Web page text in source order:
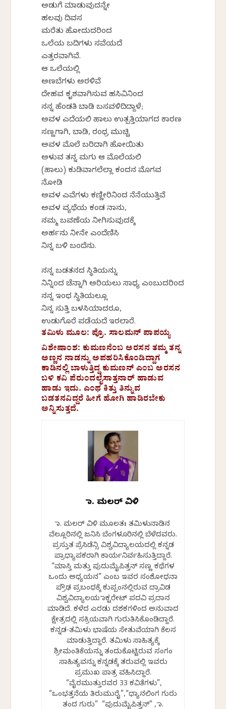
ಅಡುಗೆ ಮಾಡುವುದನ್ನೇ
ಹಲವು ದಿವಸ
ಮರೆತು ಹೋದುದರಿಂದ
ಒಲೆಯ ಬದಿಗಳು ಸವೆಯದೆ
ಎತ್ತರವಾಗಿವೆ.
ಆ ಒಲೆಯಲ್ಲಿ
ಅಣಬೆಗಳು ಅರಳಿವೆ
ದೇಹವ ಕೃಶವಾಗಿಸುವ ಹಸಿವಿನಿಂದ
ನನ್ನ ಹೆಂಡತಿ ಬಾಡಿ ಬಸವಳಿದಿದ್ದಾಳೆ;
ಅವಳ ಎದೆಯಲಿ ಹಾಲು ಉತ್ಪತ್ತಿಯಾಗದ ಕಾರಣ
ಸಣ್ಣಗಾಗಿ, ಬಾಡಿ, ರಂಧ್ರ ಮುಚ್ಚಿ
ಅವಳ ಮೊಲೆ ಬರಿದಾಗಿ ಹೋಯಿತು
ಅಳುವ ತನ್ನ ಮಗು ಆ ಮೊಲೆಯಲಿ
(ಹಾಲು) ಕುಡಿವಾಗಲೆಲ್ಲಾ ಕಂದನ ಮೊಗವ
ನೋಡಿ
ಅವಳ ಎವೆಗಳು ಕಣ್ಣೀರಿನಿಂದ ನೆನೆಯುತ್ತಿವೆ
ಅವಳ ವ್ಯಥೆಯ ಕಂಡ ನಾನು,
ನಮ್ಮ ಬವಣೆಯ ನೀಗಿಸುವುದಕ್ಕೆ
ಅರ್ಹನು ನೀನೇ ಎಂದೆಣಿಸಿ
ನಿನ್ನ ಬಳಿ ಬಂದೆನು.
ನನ್ನ ಬಡತನದ ಸ್ಥಿತಿಯನ್ನು
ನಿನ್ನಿಂದ ಚೆನ್ನಾಗಿ ಅರಿಯಲು ಸಾಧ್ಯ ಎಂಬುದರಿಂದ
ನನ್ನ ಇಂಥ ಸ್ಥಿತಿಯಲ್ಲೂ
ನಿನ್ನ ಸುತ್ತಿ ಬಳಸಿಯಾದರೂ,
ಉಡುಗೊರೆ ಪಡೆಯದೆ ಇರಲಾರೆ.
ತಮಿಳು ಮೂಲ: ಪ್ರೊ. ಸಾಲಮನ್‌ ಪಾಪಯ್ಯ
ವಿಶೇಷಾಂಶ: ಕುಮಣನೆಂಬ ಅರಸನ ತಮ್ಮ ತನ್ನ
ಅಣ್ಣನ ನಾಡನ್ನು ಅಪಹರಿಸಿಕೊಂಡಿದ್ದಾಗ
ಕಾಡಿನಲ್ಲಿ ಬಾಳುತ್ತಿದ್ದ ಕುಮಣನ್‌ ಎಂಬ ಅರಸನ
ಬಳಿ ಕವಿ ಪೆರುಂದಲೈಸಾತ್ತನಾರ್‌ ಹಾಡುವ
ಹಾಡು ಇದು. ಎಂಥ ಕಿತ್ತು ತಿನ್ನುವ
ಬಡತನವಿದ್ದರೆ ಹೀಗೆ ಹೋಗಿ ಹಾಡಿರಬೇಕು
ಅನ್ನಿಸುತ್ತದೆ.
ಡಾ. ಮಲರ್ ವಿಳಿ
ಡಾ. ಮಲರ್ ವಿಳಿ ಮೂಲತಃ ತಮಿಳುನಾಡಿನ
ವೆಲ್ಲೂರಿನಲ್ಲಿ ಜನಿಸಿ ಬೆಂಗಳೂರಿನಲ್ಲಿ ಬೆಳೆದವರು.
ಪ್ರಸ್ತುತ ಪ್ರೆಸಿಡೆನ್ಸಿ ವಿಶ್ವವಿದ್ಯಾಲಯದಲ್ಲಿ ಕನ್ನಡ
ಪ್ರಾಧ್ಯಾಪಕರಾಗಿ ಕಾರ್ಯನಿರ್ವಹಿಸುತ್ತಿದ್ದಾರೆ.
“ಮಾಸ್ತಿ ಮತ್ತು ಪುದುಮೈಪಿತ್ತನ್ ಸಣ್ಣ ಕಥೆಗಳ
ಒಂದು ಅಧ್ಯಯನ” ಎಂಬ ಇವರ ಸಂಶೋಧನಾ
ಪ್ರೌಢ ಪ್ರಬಂಧಕ್ಕೆ ಕುಪ್ಪಂನಲ್ಲಿರುವ ದ್ರಾವಿಡ
ವಿಶ್ವವಿದ್ಯಾಲಯ ಡಾಕ್ಟರೇಟ್ ಪದವಿ ಪ್ರದಾನ
ಮಾಡಿದೆ. ಕಳೆದ ಎರಡು ದಶಕಗಳಿಂದ ಅನುವಾದ
ಕ್ಷೇತ್ರದಲ್ಲಿ ಸಕ್ರಿಯವಾಗಿ ಗುರುತಿಸಿಕೊಂಡಿದ್ದಾರೆ.
ಕನ್ನಡ-ತಮಿಳು ಭಾಷೆಯ ಸೇತುವೆಯಾಗಿ ಕೆಲಸ
ಮಾಡುತ್ತಿದ್ದಾರೆ. ತಮಿಳು ಸಾಹಿತ್ಯಕ್ಕೆ
ಶ್ರೀಮಂತಿಕೆಯನ್ನು ತಂದುಕೊಟ್ಟಿರುವ ಸಂಗಂ
ಸಾಹಿತ್ಯವನ್ನು ಕನ್ನಡಕ್ಕೆ ತರುವಲ್ಲಿ ಇವರು
ಪ್ರಮುಖ ಪಾತ್ರ ವಹಿಸಿದ್ದಾರೆ.
“ವೈರಮುತ್ತುರವರ 33 ಕವಿತೆಗಳು”,
“ಒಂಭತ್ತನೆಯ ತಿರುಮುರೈ”,“ಧ್ಯಾನಲಿಂಗ ಗುರು
ತಂದ ಗುರು” “ಪುದುಮೈಪಿತ್ತನ್” , ಡಾ.